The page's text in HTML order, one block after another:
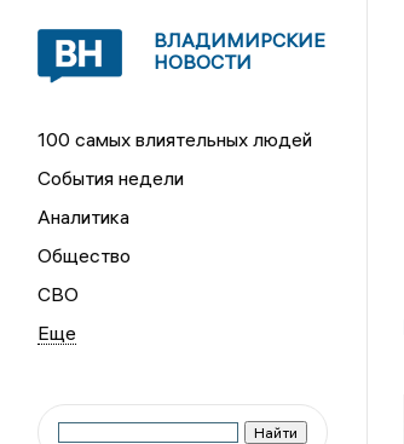
ВЛАДИМИРСКИЕ
НОВОСТИ
100 самых влиятельных людей
События недели
Аналитика
Общество
СВО